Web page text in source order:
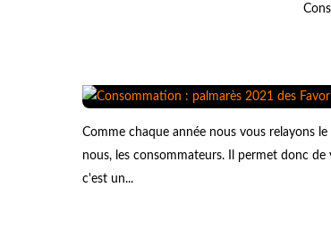
Comme chaque année nous vous relayons
nous, les consommateurs. Il permet donc
c'est un...